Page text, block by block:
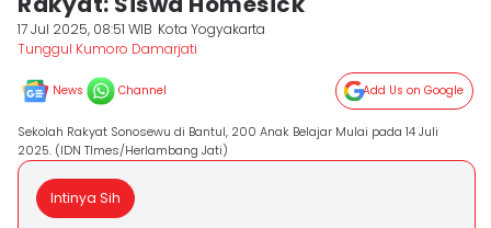
17 Jul 2025, 08:51 WIB Kota Yogyakarta
Tunggul Kumoro Damarjati
News Channel Add Us on Google
Sekolah Rakyat Sonosewu di Bantul, 200 Anak Belajar Mulai pada 14 Juli
2025. (IDN TImes/Herlambang Jati)
Intinya Sih